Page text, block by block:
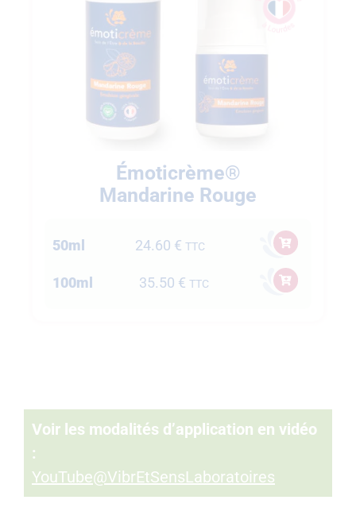
Émoticrème®
Mandarine Rouge
50ml 24.60 € TTC
100ml 35.50 € TTC
Voir les modalités d’application en vidéo
:
YouTube@VibrEtSensLaboratoires